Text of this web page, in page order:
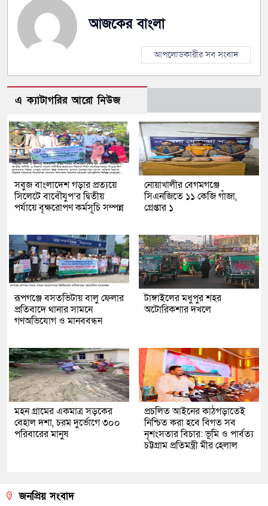
আজকের বাংলা
আপলোডকারীর সব সংবাদ
এ ক্যাটাগরির আরো নিউজ
সবুজ বাংলাদেশ গড়ার প্রত্যয়ে
সিলেটে বাবৌযুপ’র দ্বিতীয়
পর্যায়ে বৃক্ষরোপণ কর্মসূচি সম্পন্ন
নোয়াখালীর বেগমগঞ্জে
সিএনজিতে ১১ কেজি গাঁজা,
গ্রেপ্তার ১
রূপগঞ্জে বসতভিটায় বালু ফেলার
প্রতিবাদে থানার সামনে
গণঅভিযোগ ও মানববন্ধন
টাঙ্গাইলের মধুপুর শহর
অটোরিকশার দখলে
মহন গ্রামের একমাত্র সড়কের
বেহাল দশা, চরম দুর্ভোগে ৩০০
পরিবারের মানুষ
প্রচলিত আইনের কাঠগড়াতেই
নিশ্চিত করা হবে বিগত সব
নৃশংসতার বিচার: ভূমি ও পার্বত্য
চট্টগ্রাম প্রতিমন্ত্রী মীর হেলাল
জনপ্রিয় সংবাদ